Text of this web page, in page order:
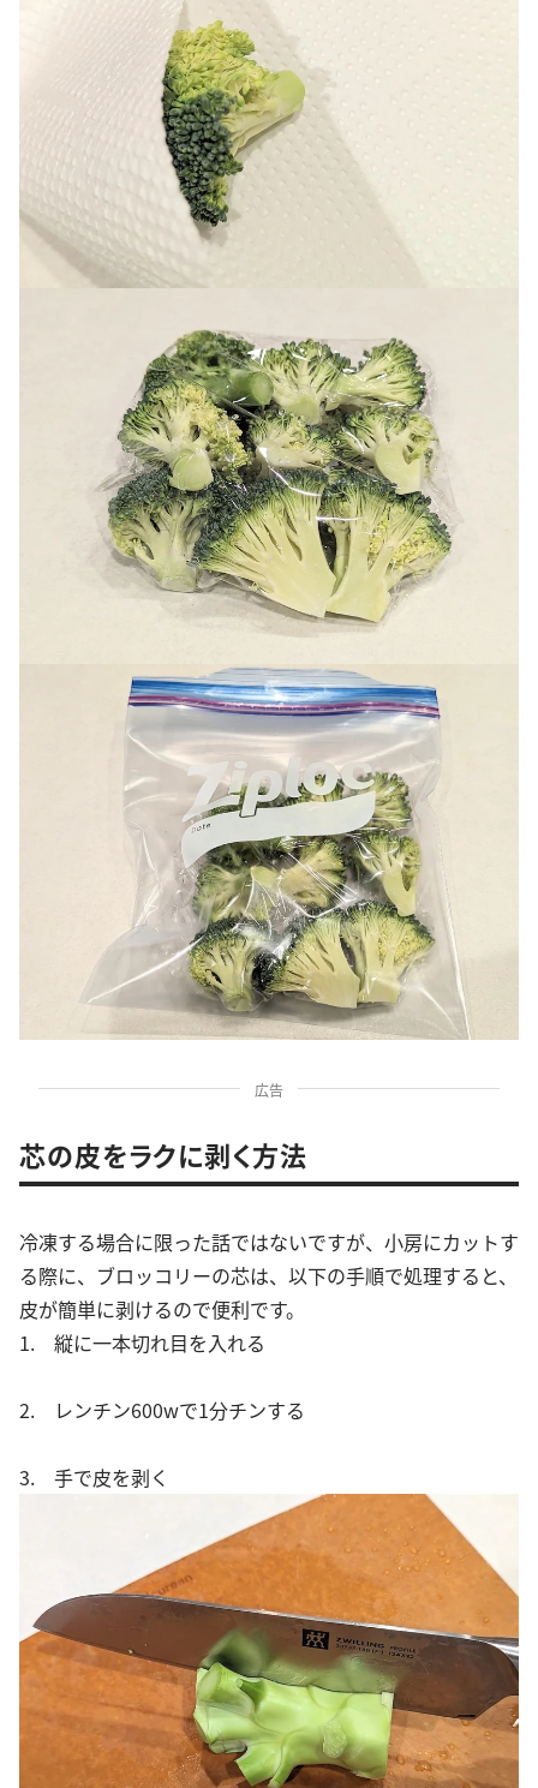
広告
芯の皮をラクに剥く方法
冷凍する場合に限った話ではないですが、小房にカットす
る際に、ブロッコリーの芯は、以下の手順で処理すると、
皮が簡単に剥けるので便利です。
1. 縦に一本切れ目を入れる
2. レンチン600wで1分チンする
3. 手で皮を剥く